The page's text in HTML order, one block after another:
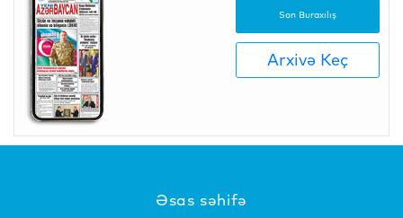
Son Buraxılış
Arxivə Keç
Əsas səhifə